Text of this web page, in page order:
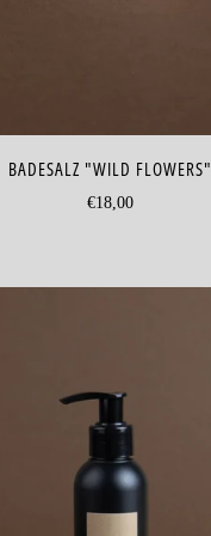
BADESALZ "WILD FLOWERS"
€18,00